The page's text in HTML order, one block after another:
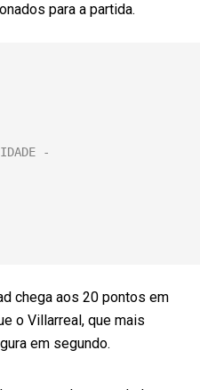
para a partida.
chega aos 20 pontos em
o Villarreal, que mais
em segundo.